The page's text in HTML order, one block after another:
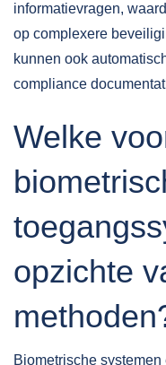
informatievragen,
op complexere
kunnen ook
compliance
Welke
opzichte
Biometrische